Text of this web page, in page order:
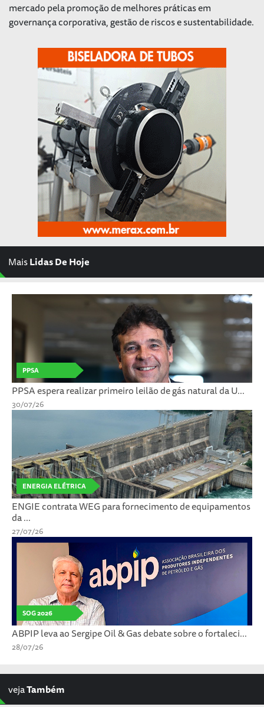
mercado pela promoção de melhores práticas em
governança corporativa, gestão de riscos e sustentabilidade.
MaisLidas De Hoje
PPSA
PPSA espera realizar primeiro leilão de gás natural da U...
30/07/26
ENERGIA ELÉTRICA
ENGIE contrata WEG para fornecimento de equipamentos
da ...
27/07/26
SOG 2026
ABPIP leva ao Sergipe Oil & Gas debate sobre o fortaleci...
28/07/26
vejaTambém